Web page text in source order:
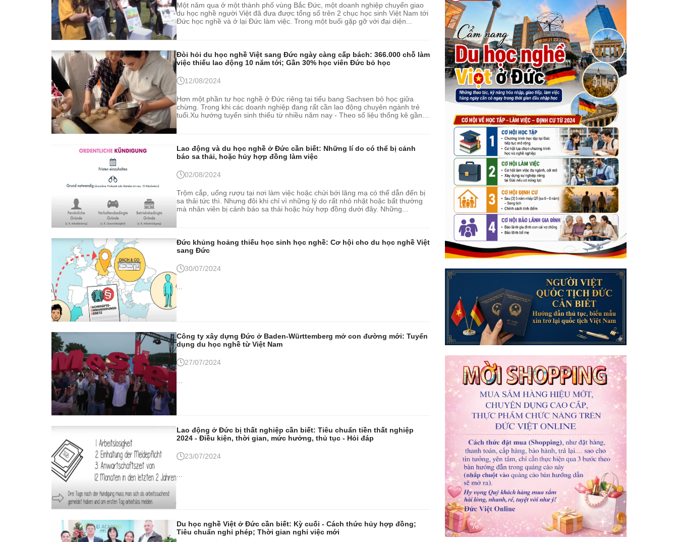
Một năm qua ở một thành phố vùng Bắc Đức, một doanh nghiệp chuyển giao
du học nghề người Việt đã đưa được tổng số trên 2 chục học sinh Việt Nam tới
Đức học nghề và ở lại Đức làm việc. Trong một buổi gặp gỡ với đại diện...
Đòi hỏi du học nghề Việt sang Đức ngày càng cấp bách: 366.000 chỗ làm
việc thiếu lao động 10 năm tới; Gần 30% học viên Đức bỏ học
12/08/2024
Hơn một phần tư học nghề ở Đức riêng tại tiểu bang Sachsen bỏ học giữa
chừng. Trong khi các doanh nghiệp đang rất cần lao động chuyên ngành trẻ
tuổi.Xu hướng tuyển sinh thiếu từ nhiều năm nay - Theo số liệu thống kê gần
Lao động và du học nghề ở Đức cần biết: Những lí do có thể bị cảnh
báo sa thải, hoặc hủy hợp đồng làm việc
02/08/2024
Trộm cắp, uống rượu tại nơi làm việc hoặc chửi bới lăng mạ có thể dẫn đến bị
sa thải tức thì. Nhưng đôi khi chỉ vì những lý do rất nhỏ nhặt hoặc bất thường
mà nhân viên bị cảnh báo sa thải hoặc hủy hợp đồng dưới đây. Những...
Đức khủng hoảng thiếu học sinh học nghề: Cơ hội cho du học nghề Việt
sang Đức
30/07/2024
...
Công ty xây dựng Đức ở Baden-Württemberg mở con đường mới: Tuyển
dụng du học nghề từ Việt Nam
27/07/2024
Lao động ở Đức bị thất nghiệp cần biết: Tiêu chuẩn tiền thất nghiệp
2024 - Điều kiện, thời gian, mức hưởng, thủ tục - Hỏi đáp
23/07/2024
Du học nghề Việt ở Đức cần biết: Kỳ cuối - Cách thức hủy hợp đồng;
Tiêu chuẩn nghỉ phép; Thời gian nghỉ việc mới